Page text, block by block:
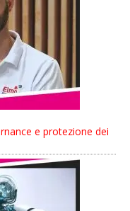
e protezione dei